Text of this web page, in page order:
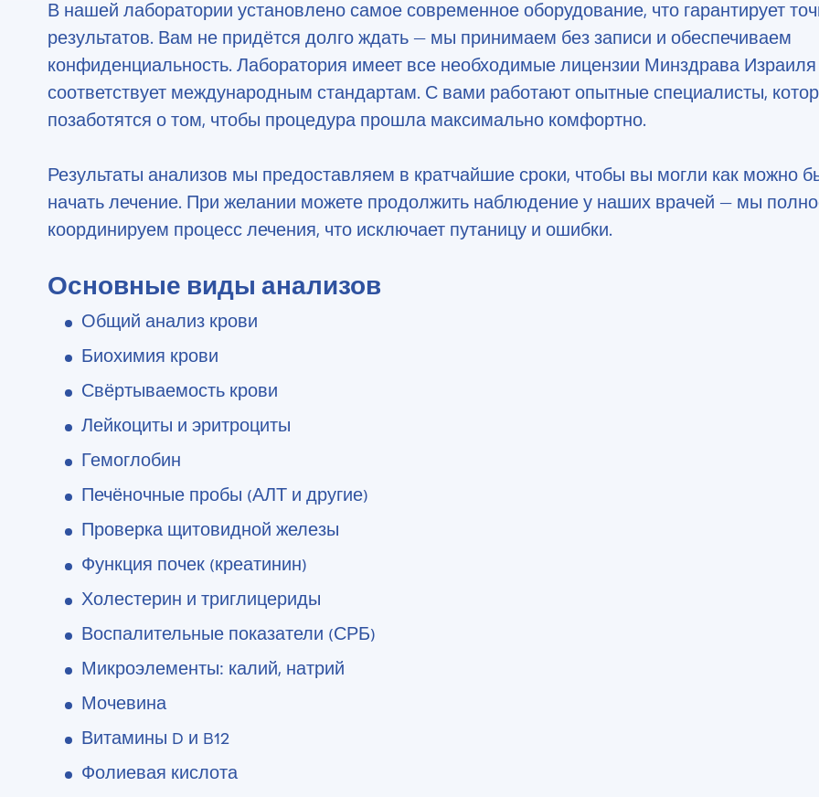
В нашей лаборатории установлено самое современное оборудование, что гарантирует
результатов. Вам не придётся долго ждать — мы принимаем без записи и обеспечиваем
конфиденциальность. Лаборатория имеет все необходимые лицензии Минздрава
соответствует международным стандартам. С вами работают опытные специалисты,
позаботятся о том, чтобы процедура прошла максимально комфортно.
Результаты анализов мы предоставляем в кратчайшие сроки, чтобы вы могли как можно
начать лечение. При желании можете продолжить наблюдение у наших врачей — мы
координируем процесс лечения, что исключает путаницу и ошибки.
Основные виды анализов
Общий анализ крови
Биохимия крови
Свёртываемость крови
Лейкоциты и эритроциты
Гемоглобин
Печёночные пробы (АЛТ и другие)
Проверка щитовидной железы
Функция почек (креатинин)
Холестерин и триглицериды
Воспалительные показатели (СРБ)
Микроэлементы: калий, натрий
Мочевина
Витамины D и B12
Фолиевая кислота